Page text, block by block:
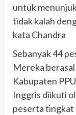
untuk
tidak kalah
kata Chandra
Sebanyak 44
Mereka
Kabupaten
Inggris diikuti
peserta tingkat